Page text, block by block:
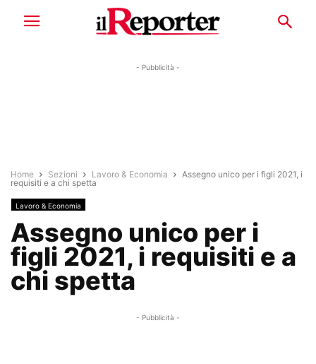
- Pubblicità -
Home Sezioni Lavoro & Economia
Assegno unico per i figli 2021, i
requisiti e a chi spetta
Lavoro & Economia
Assegno unico per i
figli 2021, i requisiti e a
chi spetta
- Pubblicità -